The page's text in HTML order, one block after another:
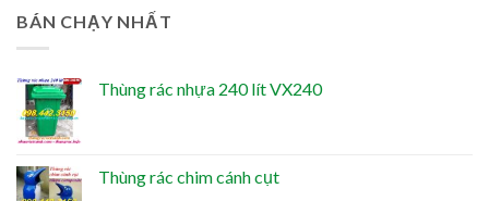
BÁN CHẠY NHẤT
Thùng rác nhựa 240 lít VX240
Thùng rác chim cánh cụt